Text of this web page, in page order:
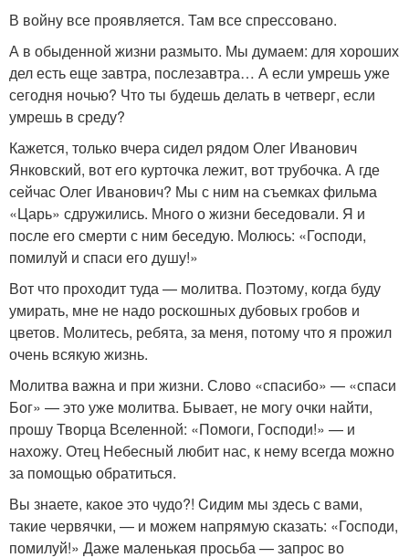
В войну все проявляется. Там все спрессовано.
А в обыденной жизни размыто. Мы думаем: для хороших
дел есть еще завтра, послезавтра… А если умрешь уже
сегодня ночью? Что ты будешь делать в четверг, если
умрешь в среду?
Кажется, только вчера сидел рядом Олег Иванович
Янковский, вот его курточка лежит, вот трубочка. А где
сейчас Олег Иванович? Мы с ним на съемках фильма
«Царь» сдружились. Много о жизни беседовали. Я и
после его смерти с ним беседую. Молюсь: «Господи,
помилуй и спаси его душу!»
Вот что проходит туда — молитва. Поэтому, когда буду
умирать, мне не надо роскошных дубовых гробов и
цветов. Молитесь, ребята, за меня, потому что я прожил
очень всякую жизнь.
Молитва важна и при жизни. Слово «спасибо» — «спаси
Бог» — это уже молитва. Бывает, не могу очки найти,
прошу Творца Вселенной: «Помоги, Господи!» — и
нахожу. Отец Небесный любит нас, к нему всегда можно
за помощью обратиться.
Вы знаете, какое это чудо?! Cидим мы здесь с вами,
такие червячки, — и можем напрямую сказать: «Господи,
помилуй!» Даже маленькая просьба — запрос во